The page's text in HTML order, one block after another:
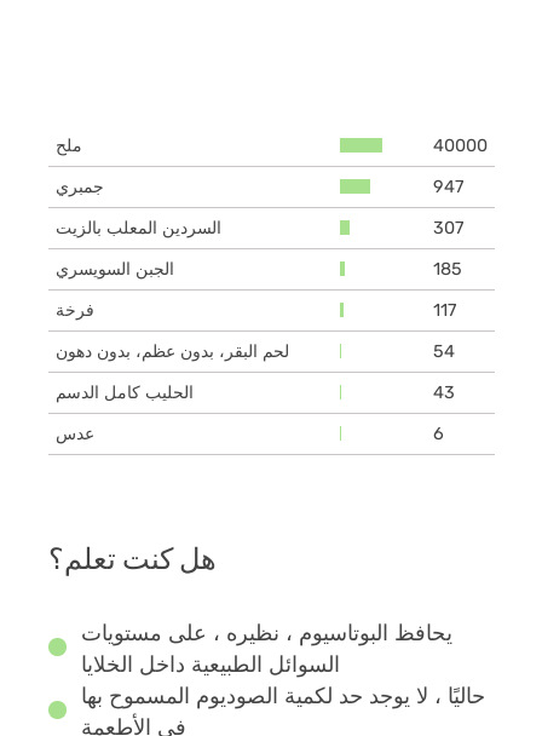
ملح
40000
جمبري
947
السردين المعلب بالزيت
307
الجبن السويسري
185
فرخة
117
لحم البقر، بدون عظم، بدون دهون
54
الحليب كامل الدسم
43
عدس
6
هل كنت تعلم؟
يحافظ البوتاسيوم ، نظيره ، على مستويات
السوائل الطبيعية داخل الخلايا
حاليًا ، لا يوجد حد لكمية الصوديوم المسموح بها
في الأطعمة